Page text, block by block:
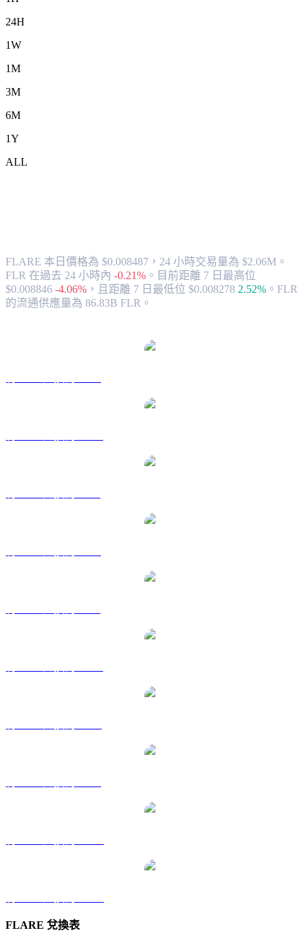
24H
1W
1M
3M
6M
1Y
ALL
FLARE 本日價格為 $0.008487，24 小時交易量為 $2.06M。
FLR 在過去 24 小時內 -0.21% 。 目前距離 7 日最高位
$0.008846 -4.06% ， 且距離 7 日最低位 $0.008278 2.52% 。 FLR
的流通供應量為 86.83B FLR。
FLARE 兌換表